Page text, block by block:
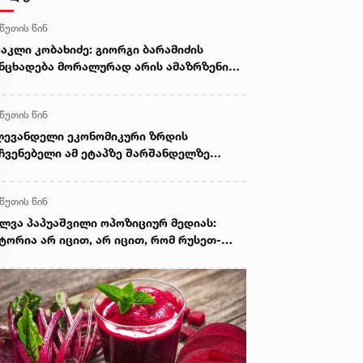
წინ
კობახიძე: გიორგი ბარამიძის
მორალურად არის ამაზრზენი
წინ
ეკონომიკური ზრდის
ამ ეტაპზე შარშანდელზე
ზრდამ შეადგინა 7.9%. ამის
ეფექტიანი ეკონომიკური პოლიტიკა
კორუფციის წინააღმდეგ გადადგმული
სრულად აღმოფხვრილია კორუფცია
წინ
პაპუაშვილი ოპოზიციურ მედიას:
არ იცით, არ იცით, რომ რუსეთ-
დამოკიდებულება. რომ არა
ძალისხმევა, დაბრუნებულიყო
დღეს დამტკიცებულიც არ
რომ რუსეთს სამხედრო
აქვს ჩადენილი 2008 წელს